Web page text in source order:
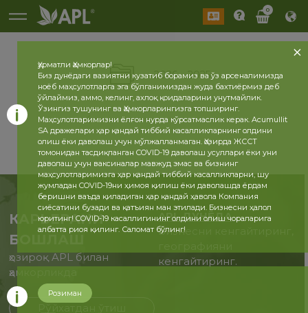
0
2026 2025
КАРЬЕРАНИ
БОШЛАШ
ҳозироқ APL билан
ҳамкорликда
APL ДУНЁДА
Бизнесни кенгайтиринг,
кенгайтиринг.
Ҳурматли Ҳамкорлар!
Биз дунёдаги вазиятни кузатиб борамиз ва ўз арсеналимизда
ноёб маҳсулотларга эга бўлганимиздан жуда бахтиёрмиз деб
ўйлаймиз, аммо, келинг, ахлоқ қоидаларини унутмайлик.
Ўзингиз тушунинг ва Ҳамкорларингизга топширинг.
Маҳсулотларимизни ёлғон нурда кўрсатмаслик керак. Acumullit
SA дражелари ҳар қандай тиббий касалликларнинг олдини
олиш ёки даволаш учун мўлжалланмаган. Ҳозирда ЖССТ
томонидан тасдиқланган COVID-19 даволаш усуллари ёки уни
даволаш учун ваксиналар мавжуд эмас ва бизнинг
маҳсулотларимизга ҳар қандай тиббий касалликларни, шу
жумладан COVID-19ни ҳимоя қилиш ёки даволашда ёрдам
беришни ваъда қиладиган ҳар қандай ҳавола Компания
сиёсатини бузади ва қатъиян ман этилади. Бизнесни ҳалол
юритинг! COVID-19 касаллигининг олдини олиш чораларига
албатта риоя қилинг. Саломат бўлинг!
Розиман